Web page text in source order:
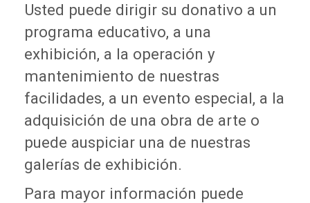
Usted puede dirigir su donativo a un
programa educativo, a una
exhibición, a la operación y
mantenimiento de nuestras
facilidades, a un evento especial, a la
adquisición de una obra de arte o
puede auspiciar una de nuestras
galerías de exhibición.
Para mayor información puede